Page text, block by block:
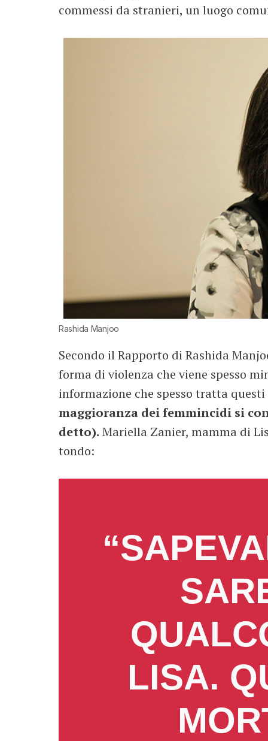
commessi da stranieri, un luogo
Rashida Manjoo
Secondo il Rapporto di Rashida
forma di violenza che viene spesso
informazione che spesso tratta
maggioranza dei femmincidi si
detto). Mariella Zanier, mamma di
tondo:
LISA.